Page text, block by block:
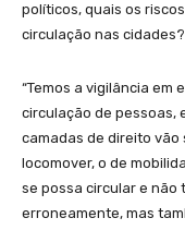
políticos, quais os
circulação nas cidades?
“Temos a vigilância em
circulação de pessoas,
camadas de direito vão
locomover, o de
se possa circular e não
erroneamente, mas